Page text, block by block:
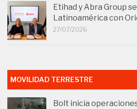
Etihad y Abra Group
Latinoamérica con
27/07/2026
MOVILIDAD TERRESTRE
Bolt inicia